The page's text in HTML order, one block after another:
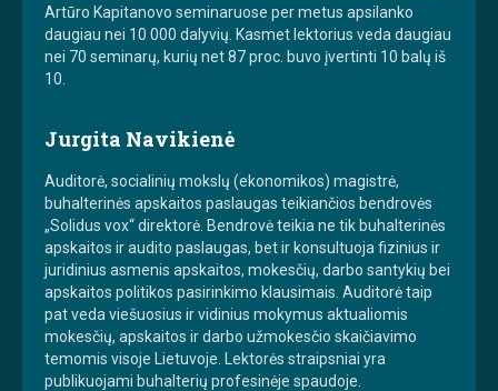
Artūro Kapitanovo seminaruose per metus apsilanko
daugiau nei 10 000 dalyvių. Kasmet lektorius veda daugiau
nei 70 seminarų, kurių net 87 proc. buvo įvertinti 10 balų iš
10.
Jurgita Navikienė
Auditorė, socialinių mokslų (ekonomikos) magistrė,
buhalterinės apskaitos paslaugas teikiančios bendrovės
„Solidus vox“ direktorė. Bendrovė teikia ne tik buhalterinės
apskaitos ir audito paslaugas, bet ir konsultuoja fizinius ir
juridinius asmenis apskaitos, mokesčių, darbo santykių bei
apskaitos politikos pasirinkimo klausimais. Auditorė taip
pat veda viešuosius ir vidinius mokymus aktualiomis
mokesčių, apskaitos ir darbo užmokesčio skaičiavimo
temomis visoje Lietuvoje. Lektorės straipsniai yra
publikuojami buhalterių profesinėje spaudoje.